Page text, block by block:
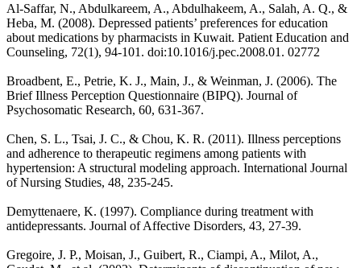
Al-Saffar, N., Abdulkareem, A., Abdulhakeem, A., Salah, A. Q., &
Heba, M. (2008). Depressed patients’ preferences for education
about medications by pharmacists in Kuwait. Patient Education and
Counseling, 72(1), 94-101. doi:10.1016/j.pec.2008.01. 02772
Broadbent, E., Petrie, K. J., Main, J., & Weinman, J. (2006). The
Brief Illness Perception Questionnaire (BIPQ). Journal of
Psychosomatic Research, 60, 631-367.
Chen, S. L., Tsai, J. C., & Chou, K. R. (2011). Illness perceptions
and adherence to therapeutic regimens among patients with
hypertension: A structural modeling approach. International Journal
of Nursing Studies, 48, 235-245.
Demyttenaere, K. (1997). Compliance during treatment with
antidepressants. Journal of Affective Disorders, 43, 27-39.
Gregoire, J. P., Moisan, J., Guibert, R., Ciampi, A., Milot, A.,